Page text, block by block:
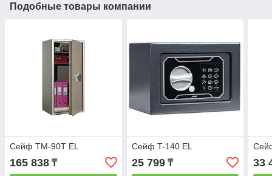
Подобные товары компании
Сейф TM-90T EL
165 838 ₸
Сейф T-140 EL
25 799₸ 33